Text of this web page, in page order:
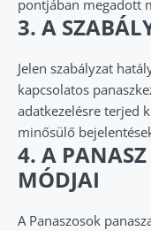
pontjában megadott
3. A
Jelen szabályzat
kapcsolatos
adatkezelésre terjed
minősülő
4. A PANASZ
MÓDJAI
A Panaszosok